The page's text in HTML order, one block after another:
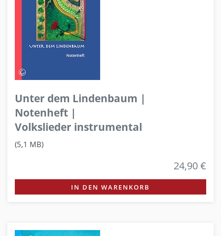
Unter dem Lindenbaum |
Notenheft |
Volkslieder instrumental
(5,1 MB)
24,90 €
IN DEN WARENKORB